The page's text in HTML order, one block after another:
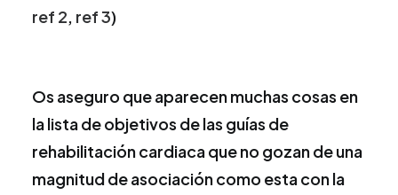
ref 2, ref 3)
Os aseguro que aparecen muchas cosas en
la lista de objetivos de las guías de
rehabilitación cardiaca que no gozan de una
magnitud de asociación como esta con la